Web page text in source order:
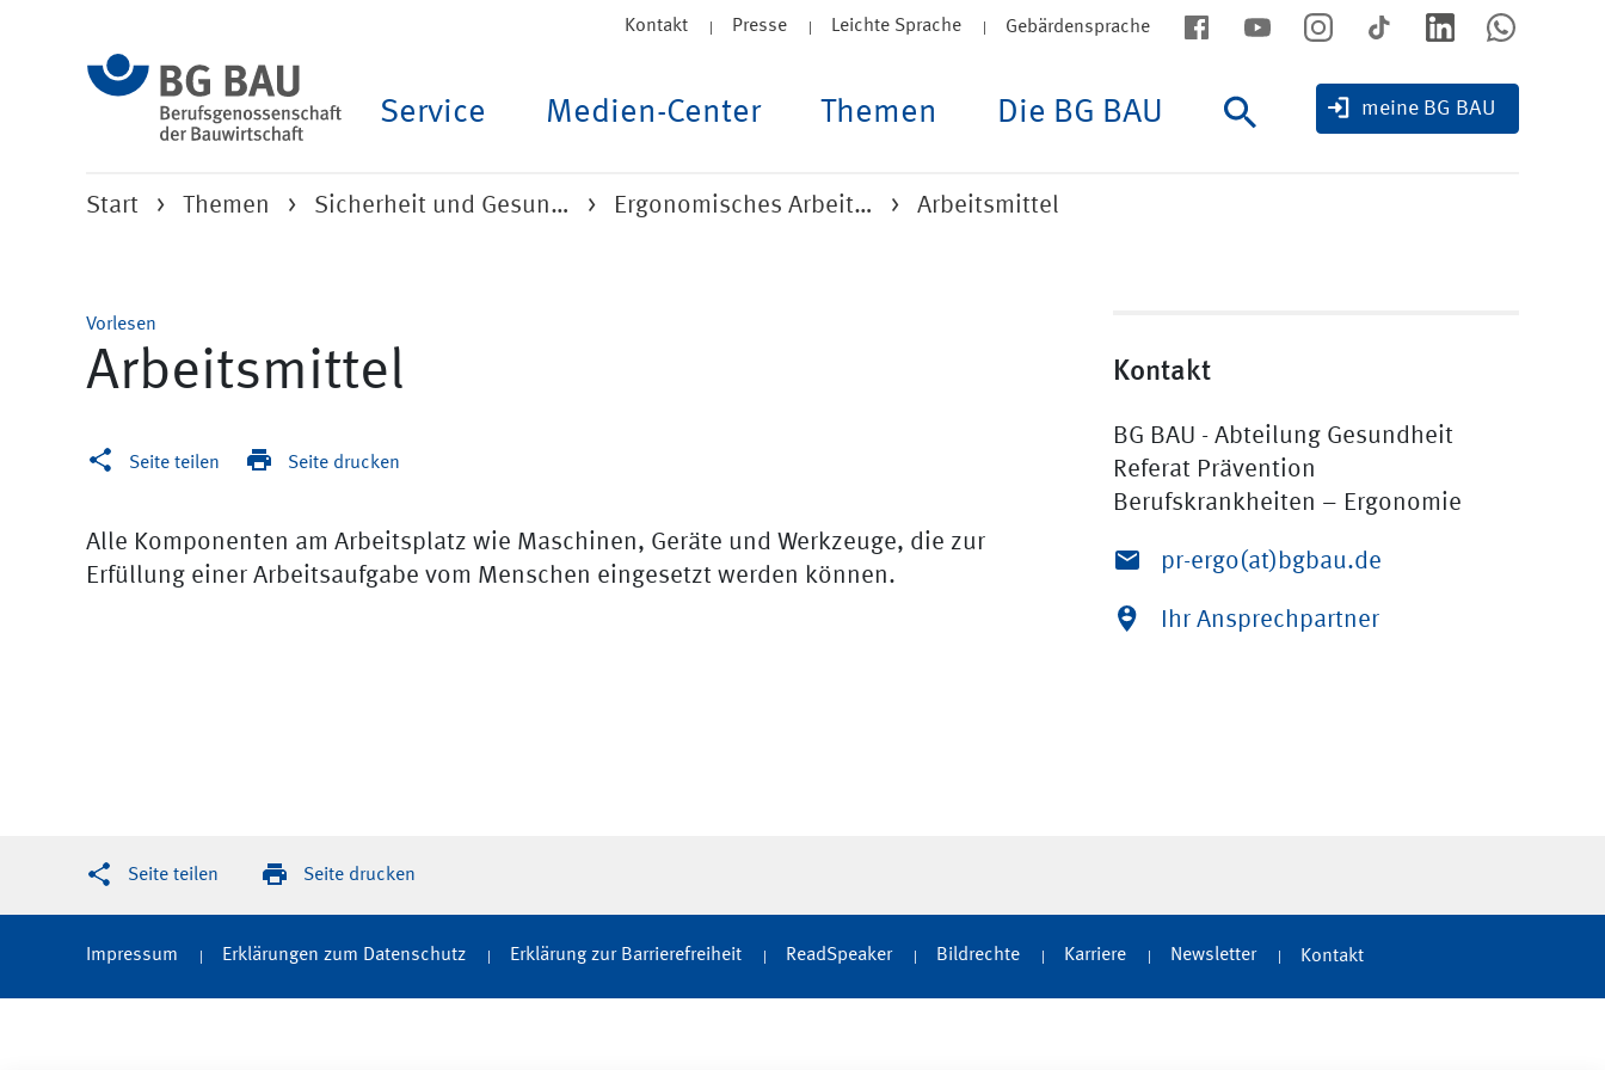
Kontakt Presse Leichte Sprache Gebärdensprache
Service Medien-Center Themen Die BG BAU Suche meine BG BAU
Start Themen Sicherheit und Gesun… Ergonomisches Arbeit… Arbeitsmittel
Vorlesen
Arbeitsmittel
Seite teilen Seite drucken
Alle Komponenten am Arbeitsplatz wie Maschinen, Geräte und Werkzeuge, die zur
Erfüllung einer Arbeitsaufgabe vom Menschen eingesetzt werden können.
Kontakt
BG BAU - Abteilung Gesundheit
Referat Prävention
Berufskrankheiten – Ergonomie
pr-ergo(at)bgbau.de
Ihr Ansprechpartner
Seite teilen Seite drucken
Impressum Erklärungen zum Datenschutz Erklärung zur Barrierefreiheit ReadSpeaker Bildrechte Karriere Newsletter Kontakt